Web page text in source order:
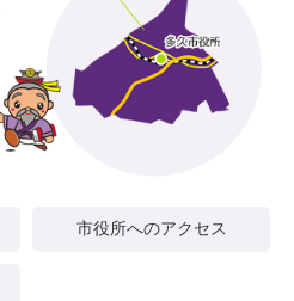
市役所へのアクセス